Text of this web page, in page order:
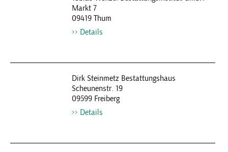
Markt 7
09419 Thum
Details
Dirk Steinmetz Bestattungshaus
Scheunenstr. 19
09599 Freiberg
Details